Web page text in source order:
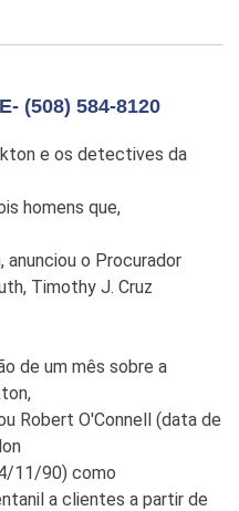
(508) 584-8120
e os detectives da
homens que,
anunciou o Procurador
Timothy J. Cruz
de um mês sobre a
Robert O'Connell (data de
11/90) como
a clientes a partir de